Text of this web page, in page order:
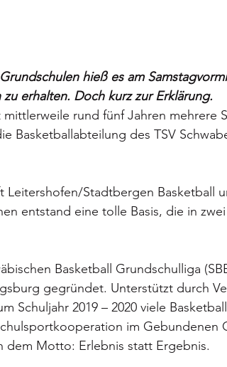
hieß es am
erhalten. Doch kurz zur Erklärung.
rund fünf Jahren mehrere
Basketballabteilung des TSV
Leitershofen/Stadtbergen Basketball
entstand eine tolle Basis, die in
Basketball Grundschulliga
gegründet. Unterstützt durch
Schuljahr 2019 – 2020 viele
im Gebundenen
dem Motto: Erlebnis statt Ergebnis.